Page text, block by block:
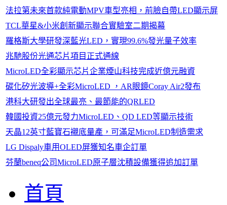
法拉第未來首款純電動MPV車型亮相，前臉自帶LED顯示屏
TCL華星&小米創新顯示聯合實驗室二期揭幕
羅格斯大學研發深藍光LED，實現99.6%發光量子效率
兆馳股份光通芯片項目正式通線
MicroLED全彩顯示芯片企業煙山科技完成近億元融資
碳化矽光波導+全彩MicroLED ，AR眼鏡Coray Air2發布
港科大研發出全球最亮、最節能的QRLED
韓國投資25億元發力MicroLED、QD LED等顯示技術
天晶12英寸藍寶石襯底量產，可滿足MicroLED制造需求
LG Dispaly車用OLED屏獲知名車企訂單
芬蘭beneq公司MicroLED原子層沈積設備獲得追加訂單
首頁